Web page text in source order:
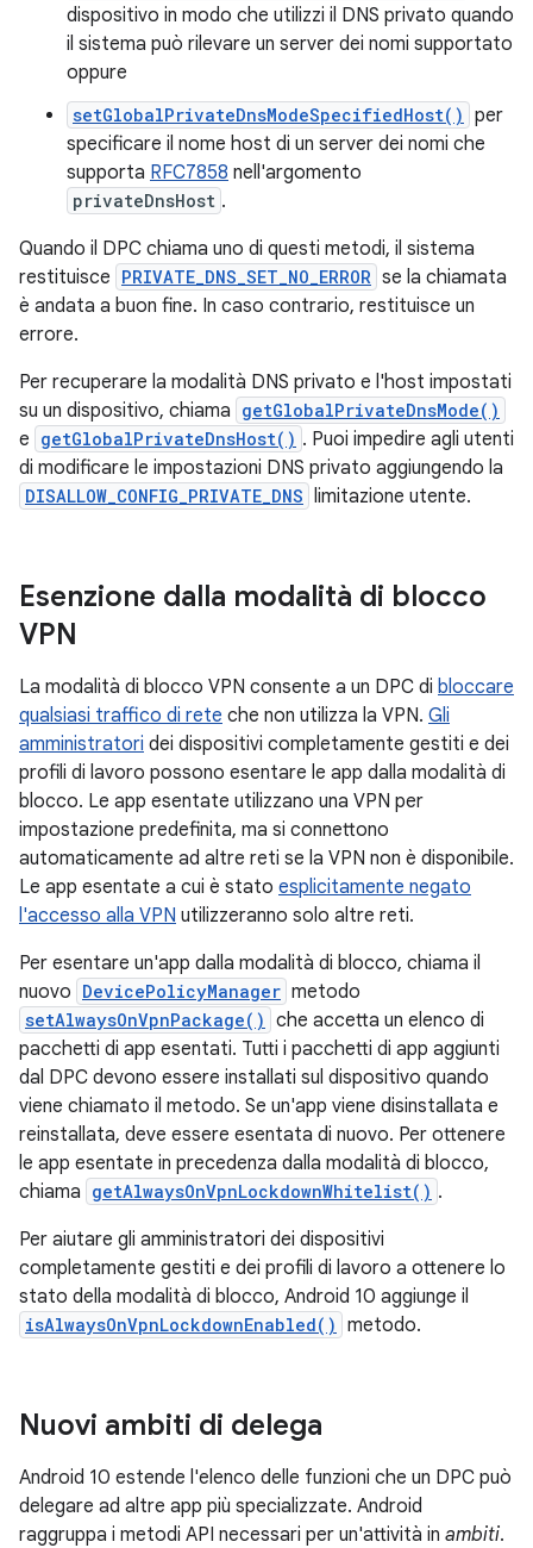
dispositivo in modo che utilizzi il DNS privato quando
il sistema può rilevare un server dei nomi supportato
oppure
setGlobalPrivateDnsModeSpecifiedHost() per
specificare il nome host di un server dei nomi che
supporta RFC7858 nell'argomento
privateDnsHost .
Quando il DPC chiama uno di questi metodi, il sistema
restituisce PRIVATE_DNS_SET_NO_ERROR se la chiamata
è andata a buon fine. In caso contrario, restituisce un
errore.
Per recuperare la modalità DNS privato e l'host impostati
su un dispositivo, chiama getGlobalPrivateDnsMode()
e getGlobalPrivateDnsHost() . Puoi impedire agli utenti
di modificare le impostazioni DNS privato aggiungendo la
DISALLOW_CONFIG_PRIVATE_DNS limitazione utente.
Esenzione dalla modalità di blocco
VPN
La modalità di blocco VPN consente a un DPC di bloccare
qualsiasi traffico di rete che non utilizza la VPN. Gli
amministratori dei dispositivi completamente gestiti e dei
profili di lavoro possono esentare le app dalla modalità di
blocco. Le app esentate utilizzano una VPN per
impostazione predefinita, ma si connettono
automaticamente ad altre reti se la VPN non è disponibile.
Le app esentate a cui è stato esplicitamente negato
l'accesso alla VPN utilizzeranno solo altre reti.
Per esentare un'app dalla modalità di blocco, chiama il
nuovo DevicePolicyManager metodo
setAlwaysOnVpnPackage() che accetta un elenco di
pacchetti di app esentati. Tutti i pacchetti di app aggiunti
dal DPC devono essere installati sul dispositivo quando
viene chiamato il metodo. Se un'app viene disinstallata e
reinstallata, deve essere esentata di nuovo. Per ottenere
le app esentate in precedenza dalla modalità di blocco,
chiama getAlwaysOnVpnLockdownWhitelist() .
Per aiutare gli amministratori dei dispositivi
completamente gestiti e dei profili di lavoro a ottenere lo
stato della modalità di blocco, Android 10 aggiunge il
isAlwaysOnVpnLockdownEnabled() metodo.
Nuovi ambiti di delega
Android 10 estende l'elenco delle funzioni che un DPC può
delegare ad altre app più specializzate. Android
raggruppa i metodi API necessari per un'attività in ambiti.